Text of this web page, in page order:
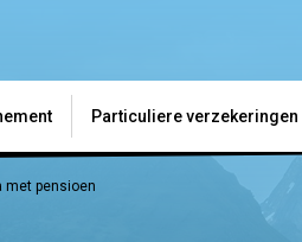
Particuliere verzekeringen
met pensioen